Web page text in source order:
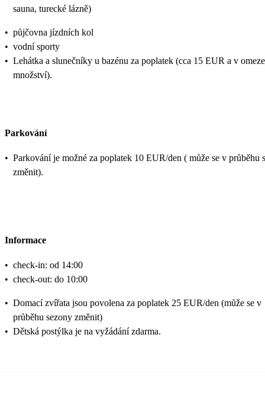
sauna, turecké lázně)
• půjčovna jízdních kol
• vodní sporty
• Lehátka a slunečníky u bazénu za poplatek (cca 15 EUR a v
množství).
Parkování
• Parkování je možné za poplatek 10 EUR/den ( může se v průběhu
změnit).
Informace
• check-in: od 14:00
• check-out: do 10:00
• Domací zvířata jsou povolena za poplatek 25 EUR/den (může se v
průběhu sezony změnit)
• Dětská postýlka je na vyžádání zdarma.